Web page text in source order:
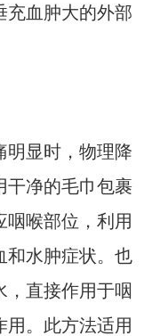
充血肿大的外部
明显时，物理降
干净的毛巾包裹
咽喉部位，利用
和水肿症状。也
，直接作用于咽
用。此方法适用